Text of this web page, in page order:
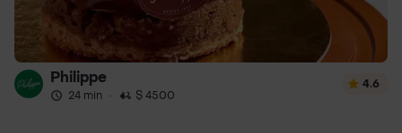
Philippe
24 min · $ 4500
4.6